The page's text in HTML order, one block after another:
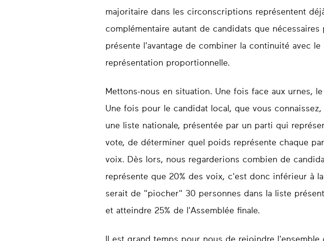
majoritaire dans les circonscriptions représentent
complémentaire autant de candidats que
présente l'avantage de combiner la continuité avec
représentation proportionnelle.
Mettons-nous en situation. Une fois face aux urnes,
Une fois pour le candidat local, que vous
une liste nationale, présentée par un parti qui
vote, de déterminer quel poids représente chaque
voix. Dès lors, nous regarderions combien de
représente que 20% des voix, c'est donc inférieur à
serait de "piocher" 30 personnes dans la liste
et atteindre 25% de l'Assemblée finale.